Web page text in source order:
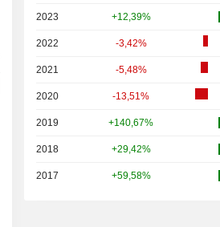
2023 +12,39%
2022 -3,42%
2021 -5,48%
2020 -13,51%
2019 +140,67%
2018 +29,42%
2017 +59,58%